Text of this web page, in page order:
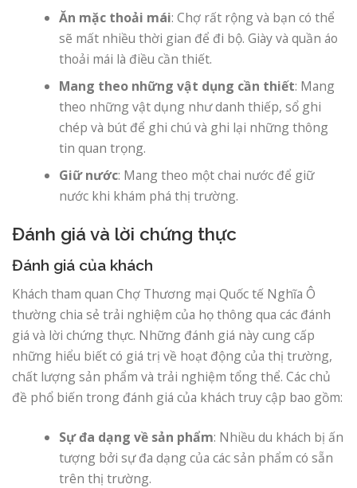
Ăn mặc thoải mái: Chợ rất rộng và bạn có thể
sẽ mất nhiều thời gian để đi bộ. Giày và quần áo
thoải mái là điều cần thiết.
Mang theo những vật dụng cần thiết: Mang
theo những vật dụng như danh thiếp, sổ ghi
chép và bút để ghi chú và ghi lại những thông
tin quan trọng.
Giữ nước: Mang theo một chai nước để giữ
nước khi khám phá thị trường.
Đánh giá và lời chứng thực
Đánh giá của khách
Khách tham quan Chợ Thương mại Quốc tế Nghĩa Ô
thường chia sẻ trải nghiệm của họ thông qua các đánh
giá và lời chứng thực. Những đánh giá này cung cấp
những hiểu biết có giá trị về hoạt động của thị trường,
chất lượng sản phẩm và trải nghiệm tổng thể. Các chủ
đề phổ biến trong đánh giá của khách truy cập bao gồm:
Sự đa dạng về sản phẩm: Nhiều du khách bị ấn
tượng bởi sự đa dạng của các sản phẩm có sẵn
trên thị trường.